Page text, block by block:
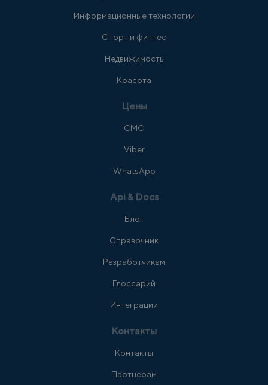
Информационные технологии
Спорт и фитнес
Недвижимость
Красота
Цены
СМС
Viber
WhatsApp
Api & Docs
Блог
Справочник
Разработчикам
Глоссарий
Интеграции
Контакты
Контакты
Партнерам